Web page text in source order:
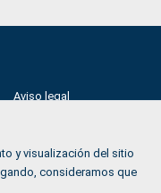
Aviso legal
Política de Cookies
Accesibilidad
y visualización del sitio
consideramos que